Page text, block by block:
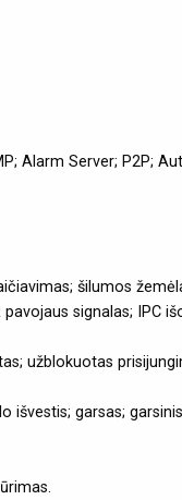
Alarm Server; P2P;
šilumos
signalas; IPC
užblokuotas
išvestis; garsas;